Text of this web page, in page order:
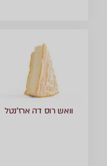
וואש רוס דה ארז’נטל